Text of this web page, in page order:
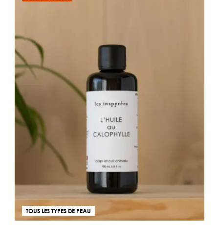
TOUS LES TYPES DE PEAU